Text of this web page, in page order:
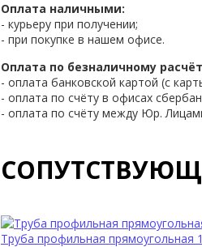
Оплата наличными:
- курьеру при получении;
- при покупке в нашем офисе.
Оплата по безналичному
- оплата банковской картой (с
- оплата по счёту в офисах
- оплата по счёту между Юр.
Труба профильная прямоугольная